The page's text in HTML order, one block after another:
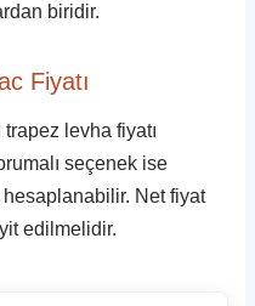
biridir.
Fiyatı
levha fiyatı
seçenek ise
Net fiyat
edilmelidir.